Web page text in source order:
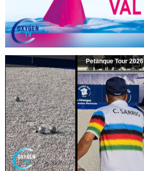
Petanque Tour 2026